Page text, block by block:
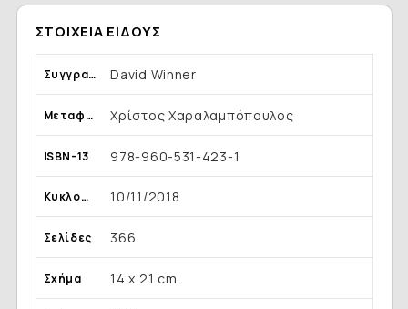
ΣΤΟΙΧΕΊΑ ΕΊΔΟΥΣ
Συγγραφέας David Winner
Μεταφραστής Χρίστος Χαραλαμπόπουλος
ISBN-13 978-960-531-423-1
Κυκλοφορία 10/11/2018
Σελίδες 366
Σχήμα 14 x 21 cm